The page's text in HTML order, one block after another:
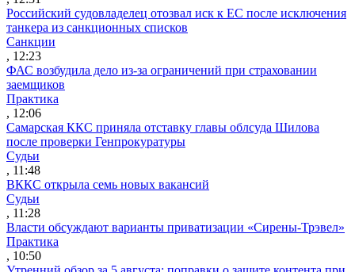
Российский судовладелец отозвал иск к ЕС после исключения
танкера из санкционных списков
Санкции
, 12:23
ФАС возбудила дело из-за ограничений при страховании
заемщиков
Практика
, 12:06
Самарская ККС приняла отставку главы облсуда Шилова
после проверки Генпрокуратуры
Судьи
, 11:48
ВККС открыла семь новых вакансий
Судьи
, 11:28
Власти обсуждают варианты приватизации «Сирены-Трэвел»
Практика
, 10:50